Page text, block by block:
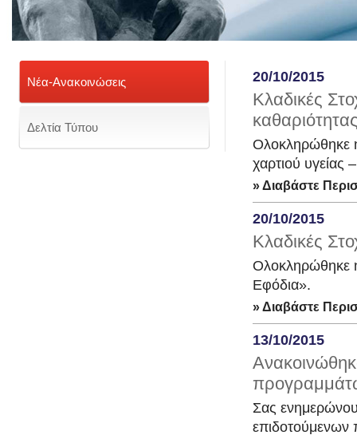
Νέα-Ανακοινώσεις
Δελτία Τύπου
20/10/2015
Κλαδικές
Ολοκληρώθηκε
χαρτιού υγείας
» Διαβάστε
20/10/2015
Κλαδικές
Ολοκληρώθηκε
Εφόδια».
» Διαβάστε
13/10/2015
Σας